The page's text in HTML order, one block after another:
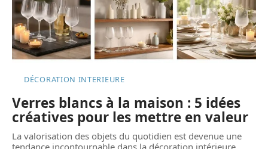
DÉCORATION INTERIEURE
Verres blancs à la maison : 5 idées
créatives pour les mettre en valeur
La valorisation des objets du quotidien est devenue une